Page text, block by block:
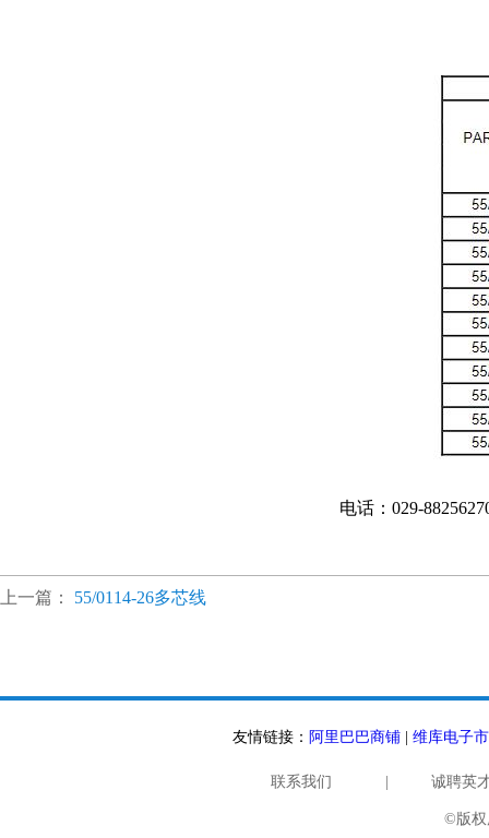
电话：029-
上一篇： 55/0114-26多芯线
友情链接： 阿里巴巴商铺 维库电子
联系我们 诚聘英
©版权